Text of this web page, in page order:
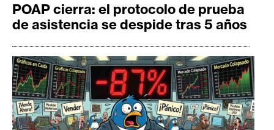
POAP cierra: el protocolo de prueba
de asistencia se despide tras 5 años